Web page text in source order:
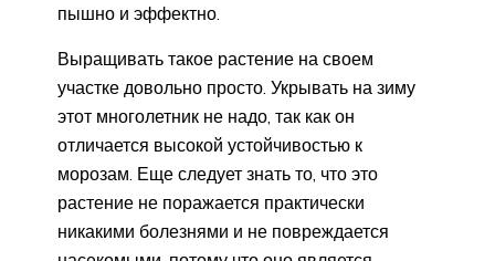
пышно и эффектно.
Выращивать такое растение на своем
участке довольно просто. Укрывать на зиму
этот многолетник не надо, так как он
отличается высокой устойчивостью к
морозам. Еще следует знать то, что это
растение не поражается практически
никакими болезнями и не повреждается